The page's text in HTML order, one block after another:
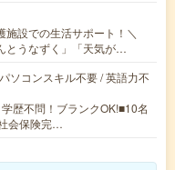
施設での生活サポート！＼
とうなずく」「天気が…
ソコンスキル不要 / 英語力不
歴不問！ブランクOK!■10名
会保険完…